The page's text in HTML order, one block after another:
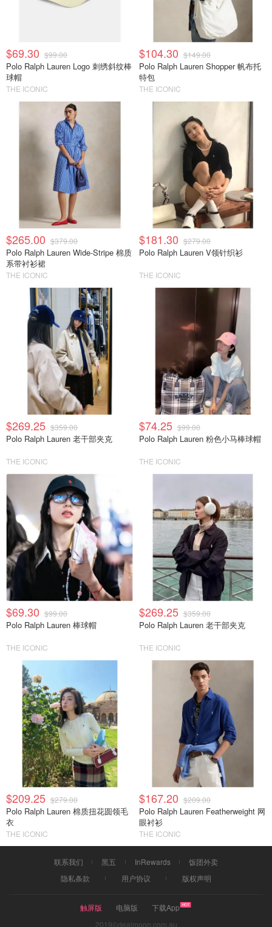
$69.30 $99.00
Polo Ralph Lauren Logo 刺绣斜纹棒
球帽
THE ICONIC
$104.30 $149.00
Polo Ralph Lauren Shopper 帆布托
特包
THE ICONIC
$265.00 $379.00
Polo Ralph Lauren Wide-Stripe 棉质
系带衬衫裙
THE ICONIC
$181.30 $279.00
Polo Ralph Lauren V领针织衫
THE ICONIC
$269.25 $359.00
Polo Ralph Lauren 老干部夹克
THE ICONIC
$74.25 $99.00
Polo Ralph Lauren 粉色小马棒球帽
THE ICONIC
$69.30 $99.00
Polo Ralph Lauren 棒球帽
THE ICONIC
$269.25 $359.00
Polo Ralph Lauren 老干部夹克
THE ICONIC
$209.25 $279.00
Polo Ralph Lauren 棉质扭花圆领毛
衣
THE ICONIC
$167.20 $209.00
Polo Ralph Lauren Featherweight 网
眼衬衫
THE ICONIC
联系我们 黑五 InRewards
饭团外卖
隐私条款
用户协议 版权声明
触屏版 电脑版
下载App
2019©dealmoon.com.au